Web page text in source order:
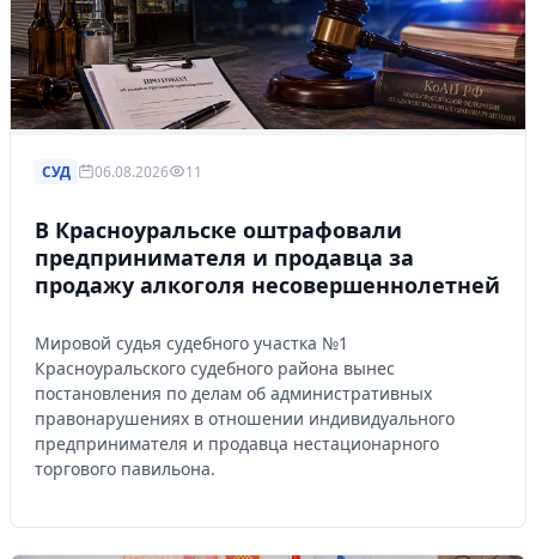
СУД 06.08.2026 11
В Красноуральске оштрафовали
предпринимателя и продавца за
продажу алкоголя несовершеннолетней
Мировой судья судебного участка №1
Красноуральского судебного района вынес
постановления по делам об административных
правонарушениях в отношении индивидуального
предпринимателя и продавца нестационарного
торгового павильона.